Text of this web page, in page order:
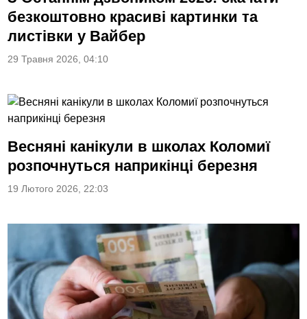
безкоштовно красиві картинки та
листівки у Вайбер
29 Травня 2026, 04:10
Весняні канікули в школах Коломиї
розпочнуться наприкінці березня
19 Лютого 2026, 22:03